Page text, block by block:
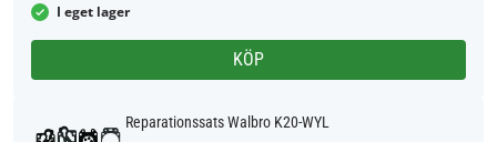
I eget lager
KÖP
Reparationssats Walbro K20-WYL